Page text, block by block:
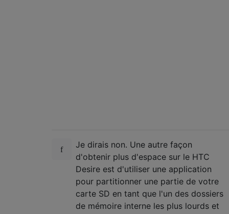
Je dirais non. Une autre façon
d'obtenir plus d'espace sur le HTC
Desire est d'utiliser une application
pour partitionner une partie de votre
carte SD en tant que l'un des dossiers
de mémoire interne les plus lourds et